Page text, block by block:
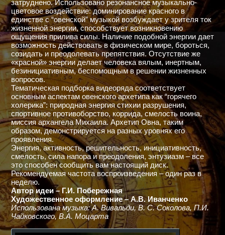
затруднено. Использовано резонансное музыкально-
цветовое воздействие: доминирование красного в
единстве с “овенской” музыкой возбуждает у зрителя ток
жизненной энергии, способствует возникновению
ощущения прилива силы. Наличие подобной энергии дает
возможность действовать в физическом мире, бороться,
созидать и преодолевать препятствия. Отсутствие же
«красной» энергии делает человека вялым, инертным,
безинициативным, беспомощным в решении жизненных
вопросов.
Тематическая подборка видеоряда соответствует
основным аспектам овенского архетипа как “горячего
холерика”: природная энергия стихии разрушения,
спортивное противоборство, коррида, смелость воина,
миссия архангела Михаила. Архетип Овна, таким
образом, демонстрируется на разных уровнях его
проявления.
Энергия, активность, решительность, инициативность,
смелость, сила напора и преодоления, энтузиазм – все
это способен сообщить вам настоящий диск.
Рекомендуемая частота воспроизведения – один раз в
неделю.
Автор идеи – Г.И. Побережная
Художественное оформление – А.В. Иванченко
Использована музыка: А. Вивальди, В. С. Соколова, П.И.
Чайковского, В.А. Моцарта